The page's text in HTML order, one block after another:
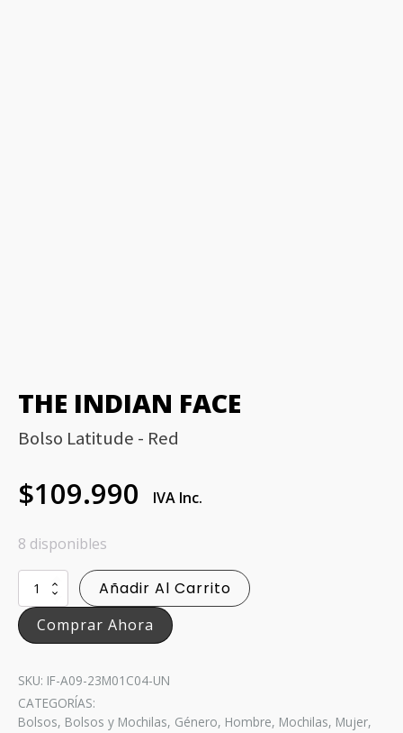
THE INDIAN FACE
Bolso Latitude - Red
$109.990 IVA Inc.
8 disponibles
Bolso
Latitude
-
Red
Añadir Al Carrito
Comprar Ahora
SKU: IF-A09-23M01C04-UN
CATEGORÍAS:
Bolsos, Bolsos y Mochilas, Género, Hombre, Mochilas, Mujer,